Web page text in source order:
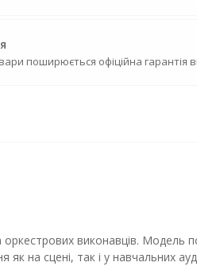
поширюється офіційна гарантія
виконавців. Модель
на сцені, так і у навчальних